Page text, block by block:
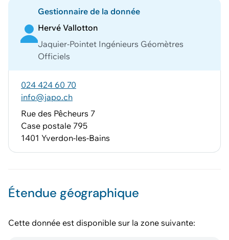
Gestionnaire de la donnée
Hervé Vallotton
Jaquier-Pointet Ingénieurs Géomètres
Officiels
024 424 60 70
info@japo.ch
Rue des Pêcheurs 7
Case postale 795
1401 Yverdon-les-Bains
Étendue géographique
Cette donnée est disponible sur la zone suivante: